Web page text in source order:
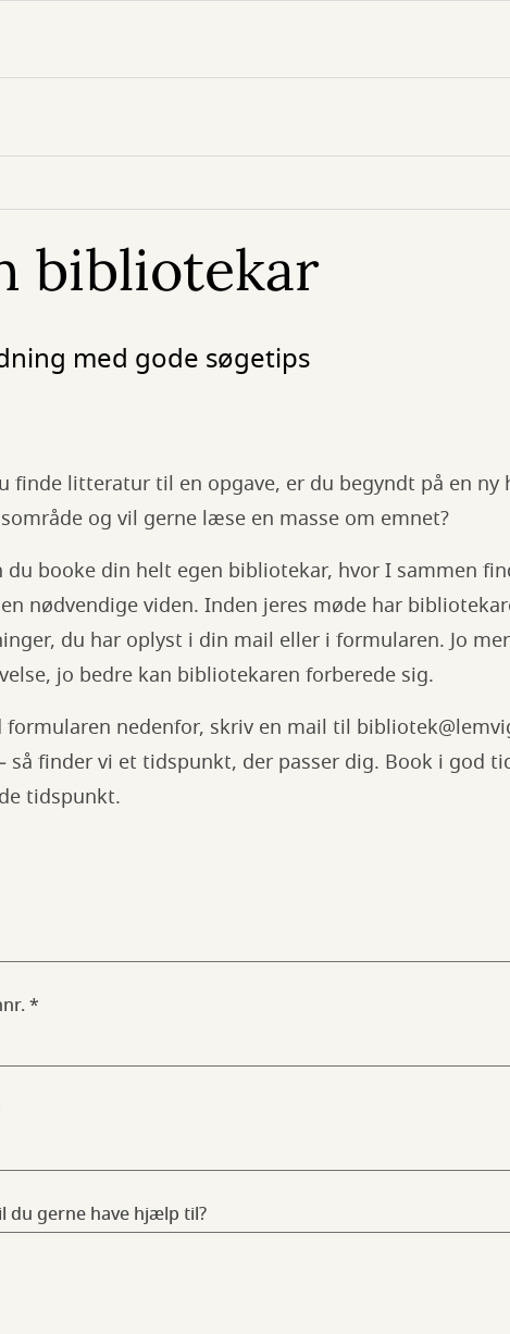
bibliotekar
med gode søgetips
finde litteratur til en opgave, er du begyndt på en ny
og vil gerne læse en masse om emnet?
du booke din helt egen bibliotekar, hvor I sammen
nødvendige viden. Inden jeres møde har
du har oplyst i din mail eller i formularen. Jo
jo bedre kan bibliotekaren forberede sig.
formularen nedenfor, skriv en mail til
så finder vi et tidspunkt, der passer dig. Book i god
tidspunkt.
du gerne have hjælp til?